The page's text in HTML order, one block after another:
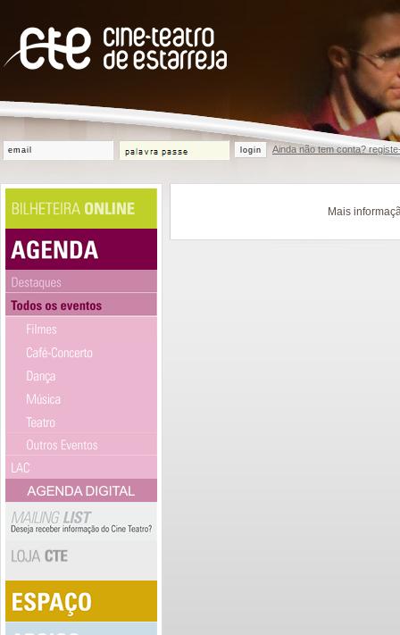
login Ainda não tem conta?
Mais